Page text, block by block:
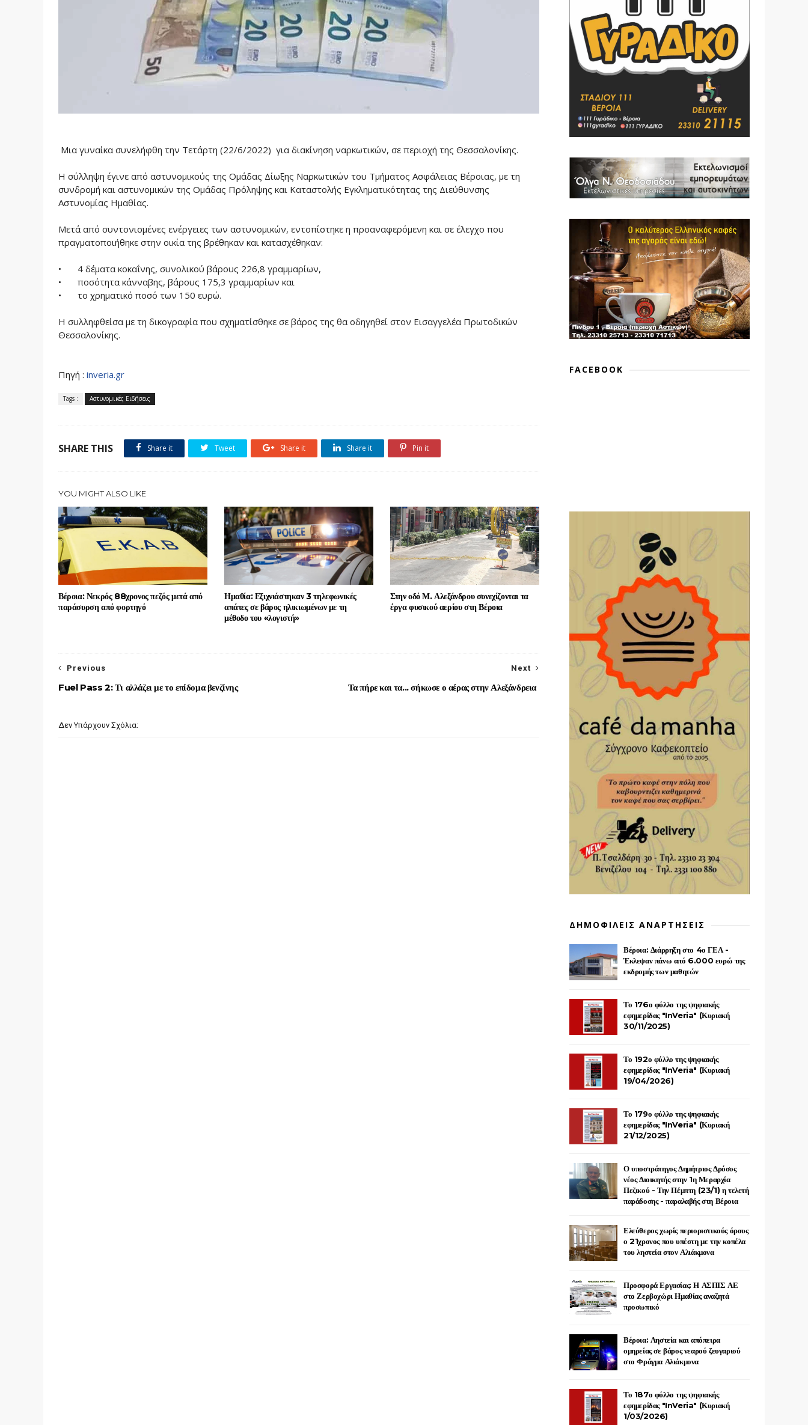
Μια γυναίκα συνελήφθη την Τετάρτη (22/6/2022) για διακίνηση ναρκωτικών, σε περιοχή της Θεσσαλονίκης.
Η σύλληψη έγινε από αστυνομικούς της Ομάδας Δίωξης Ναρκωτικών του Τμήματος Ασφάλειας Βέροιας, με τη
συνδρομή και αστυνομικών της Ομάδας Πρόληψης και Καταστολής Εγκληματικότητας της Διεύθυνσης
Αστυνομίας Ημαθίας.
Μετά από συντονισμένες ενέργειες των αστυνομικών, εντοπίστηκε η προαναφερόμενη και σε έλεγχο που
πραγματοποιήθηκε στην οικία της βρέθηκαν και κατασχέθηκαν:
•
4 δέματα κοκαΐνης, συνολικού βάρους 226,8 γραμμαρίων,
•
ποσότητα κάνναβης, βάρους 175,3 γραμμαρίων και
•
το χρηματικό ποσό των 150 ευρώ.
Η συλληφθείσα με τη δικογραφία που σχηματίσθηκε σε βάρος της θα οδηγηθεί στον Εισαγγελέα Πρωτοδικών
Θεσσαλονίκης.
Πηγή : inveria.gr
Tags : Αστυνομικές Ειδήσεις
SHARE THIS Share it Tweet Share it Share it Pin it
YOU MIGHT ALSO LIKE
Βέροια: Νεκρός 88χρονος πεζός μετά από
παράσυρση από φορτηγό
Ημαθία: Εξιχνιάστηκαν 3 τηλεφωνικές
απάτες σε βάρος ηλικιωμένων με τη
μέθοδο του «λογιστή»
Στην οδό Μ. Αλεξάνδρου συνεχίζονται τα
έργα φυσικού αερίου στη Βέροια
Next
Τα πήρε και τα... σήκωσε ο αέρας στην Αλεξάνδρεια
Previous
Fuel Pass 2: Τι αλλάζει με το επίδομα βενζίνης
Δεν Υπάρχουν Σχόλια:
FACEBOOK
ΔΗΜΟΦΙΛΕΙΣ ΑΝΑΡΤΗΣΕΙΣ
Βέροια: Διάρρηξη στο 4ο ΓΕΛ -
Έκλεψαν πάνω από 6.000 ευρώ της
εκδρομής των μαθητών
Το 176ο φύλλο της ψηφιακής
εφημερίδας "InVeria" (Κυριακή
30/11/2025)
Το 192ο φύλλο της ψηφιακής
εφημερίδας "InVeria" (Κυριακή
19/04/2026)
Το 179ο φύλλο της ψηφιακής
εφημερίδας "InVeria" (Κυριακή
21/12/2025)
Ο υποστράτηγος Δημήτριος Δρόσος
νέος Διοικητής στην 1η Μεραρχία
Πεζικού - Την Πέμπτη (23/1) η τελετή
παράδοσης - παραλαβής στη Βέροια
Ελεύθερος χωρίς περιοριστικούς όρους
ο 21χρονος που υπέστη με την κοπέλα
του ληστεία στον Αλιάκμονα
Προσφορά Εργασίας: Η ΑΣΠΙΣ ΑΕ
στο Ζερβοχώρι Ημαθίας αναζητά
προσωπικό
Βέροια: Ληστεία και απόπειρα
ομηρείας σε βάρος νεαρού ζευγαριού
στο Φράγμα Αλιάκμονα
Το 187ο φύλλο της ψηφιακής
εφημερίδας "InVeria" (Κυριακή
1/03/2026)